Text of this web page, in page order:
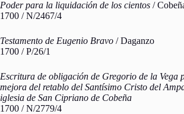
Poder para la liquidación de los cientos /
1700 / N/2467/4
Testamento de Eugenio Bravo / Daganzo
1700 / P/26/1
Escritura de obligación de Gregorio de la Vega
mejora del retablo del Santísimo Cristo del
iglesia de San Cipriano de Cobeña
1700 / N/2779/4